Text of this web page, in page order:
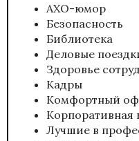
АХО-юмор
Безопасность
Библиотека
Деловые
Здоровье
Кадры
Комфортный
Корпоративная
Лучшие в